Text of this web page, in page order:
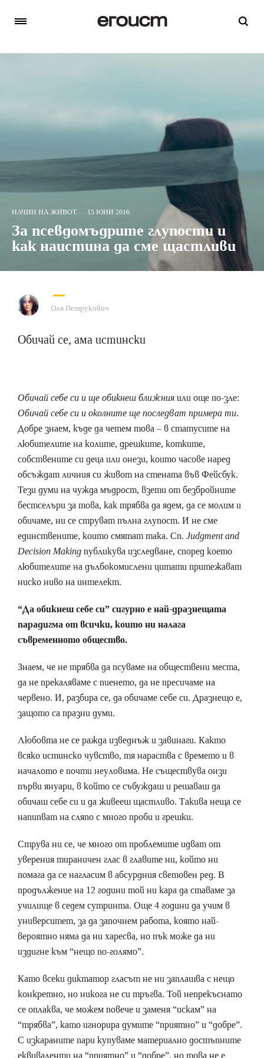
НАЧИН НА ЖИВОТ 15 ЮНИ 2016
За псевдомъдрите глупости и
как наистина да сме щастливи
Оля Петрукович
Обичай се, ама истински
Обичай себе си и ще обикнеш ближнияили още по-зле:
Обичай себе си и околните ще последват примера ти.
Добре знаем, къде да четем това – в статусите на
любителите на колите, дрешките, котките,
собствените си деца или онези, които часове наред
обсъждат личния си живот на стената във Фейсбук.
Тези думи на чужда мъдрост, взети от безбройните
бестселъри за това, как трябва да ядем, да се молим и
обичаме, ни се струват пълна глупост. И не сме
единствените, които смятат така. Сп. Judgment and
Decision Makingпубликува изследване, според което
любителите на дълбокомислени цитати притежават
ниско ниво на интелект.
“Да обикнеш себе си” сигурно е най-дразнещата
парадигма от всички, които ни налага
съвременното общество.
Знаем, че не трябва да псуваме на обществени места,
да не прекаляваме с пиенето, да не пресичаме на
червено. И, разбира се, да обичаме себе си. Дразнещо е,
защото са празни думи.
Любовта не се ражда изведнъж и завинаги. Както
всяко истинско чувство, тя нараства с времето и в
началото е почти неуловима. Не съществува онзи
първи януари, в който се събуждаш и решаваш да
обичаш себе си и да живееш щастливо. Такива неща се
напипват на сляпо с много проби и грешки.
Струва ни се, че много от проблемите идват от
уверения тираничен глас в главите ни, който ни
помага да се нагласим в абсурдния световен ред. В
продължение на 12 години той ни кара да ставаме за
училище в седем сутринта. Още 4 години да учим в
университет, за да започнем работа, която най-
вероятно няма да ни харесва, но пък може да ни
издигне към “нещо по-голямо”.
Като всеки диктатор гласът не ни заплашва с нeщо
конкретно, но никога не си тръгва. Той непрекъснато
се оплаква, че можем повече и заменя “искам” на
“трябва”, като игнорира думите “приятно” и “добре”.
С изкараните пари купуваме материално достъпните
еквиваленти на “приятно” и “добре”, но това не е